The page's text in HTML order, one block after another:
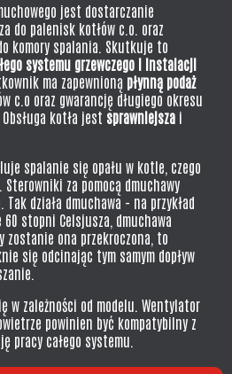
jest dostarczanie
do palenisk kotłów c.o. oraz
komory spalania. Skutkuje to
systemu grzewczego i instalacji
ma zapewnioną płynną podaż
c.o oraz gwarancję długiego okresu
kotła jest sprawniejsza i
spalanie się opału w kotle, czego
za pomocą dmuchawy
działa dmuchawa - na przykład
stopni Celsjusza, dmuchawa
zostanie ona przekroczona, to
się odcinając tym samym dopływ
w zależności od modelu. Wentylator
powinien być kompatybilny z
pracy całego systemu.